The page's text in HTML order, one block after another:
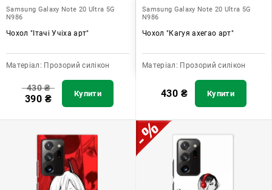
Samsung Galaxy Note 20 Ultra 5G
N986
Чохол "Ітачі Учіха арт"
Матеріал: Прозорий силікон
430₴
390 ₴ Купити
Samsung Galaxy Note 20 Ultra 5G
N986
Чохол "Кагуя ахегао арт"
Матеріал: Прозорий силікон
430 ₴ Купити